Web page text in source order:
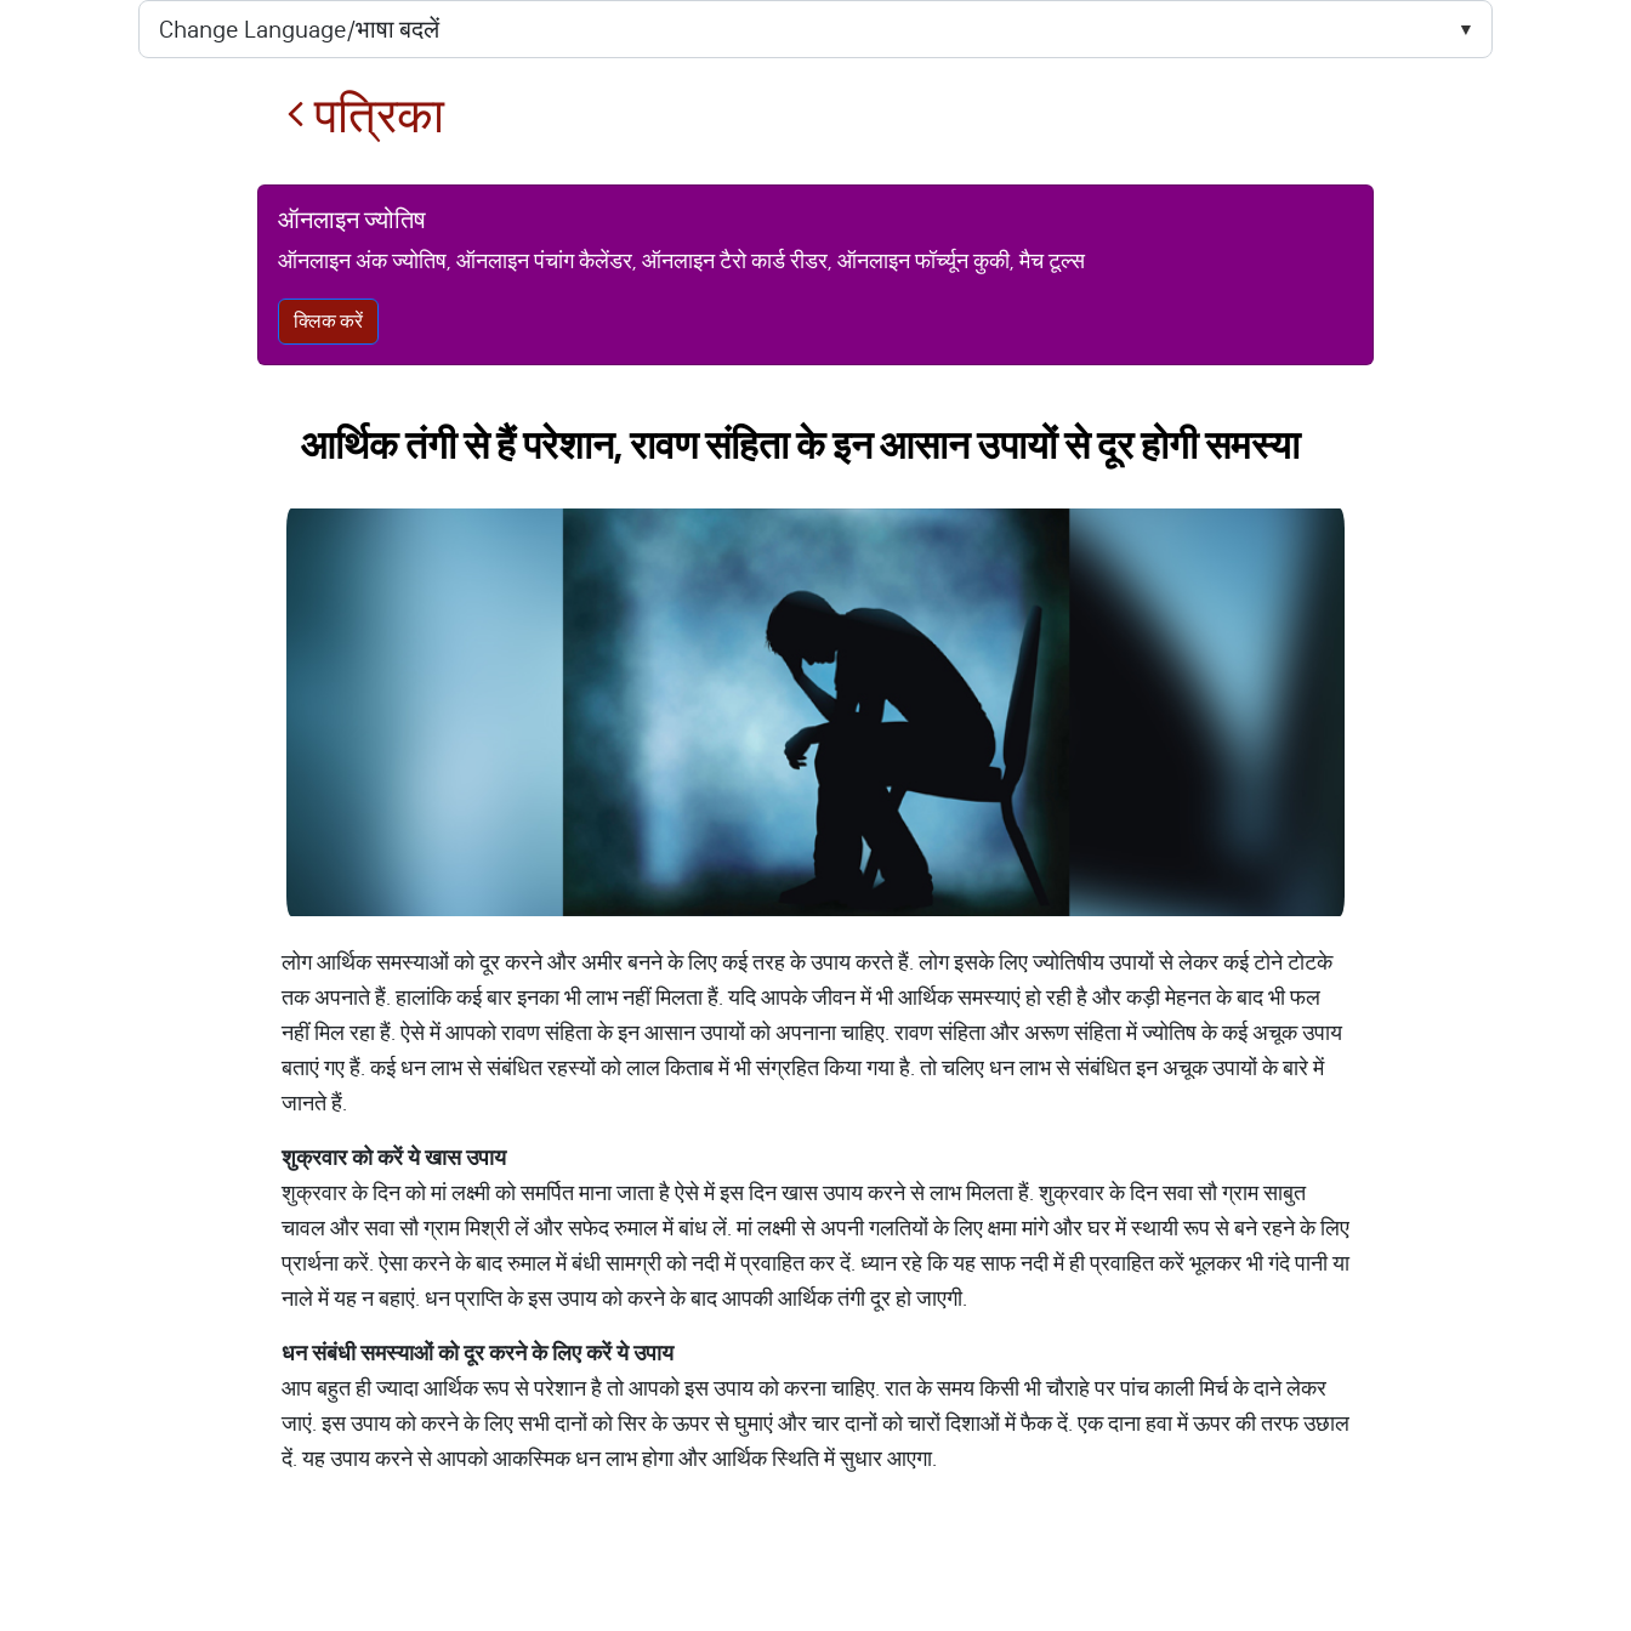
पत्रिका
ऑनलाइन ज्योतिष
ऑनलाइन अंक ज्योतिष, ऑनलाइन पंचांग कैलेंडर, ऑनलाइन टैरो कार्ड रीडर, ऑनलाइन फॉर्च्यून कुकी, मैच टूल्स
क्लिक करें
आर्थिक तंगी से हैं परेशान, रावण संहिता के इन आसान उपायों से दूर होगी समस्या
लोग आर्थिक समस्याओं को दूर करने और अमीर बनने के लिए कई तरह के उपाय करते हैं. लोग इसके लिए ज्योतिषीय उपायों से लेकर कई टोने टोटके
तक अपनाते हैं. हालांकि कई बार इनका भी लाभ नहीं मिलता हैं. यदि आपके जीवन में भी आर्थिक समस्याएं हो रही है और कड़ी मेहनत के बाद भी फल
नहीं मिल रहा हैं. ऐसे में आपको रावण संहिता के इन आसान उपायों को अपनाना चाहिए. रावण संहिता और अरूण संहिता में ज्योतिष के कई अचूक उपाय
बताएं गए हैं. कई धन लाभ से संबंधित रहस्यों को लाल किताब में भी संग्रहित किया गया है. तो चलिए धन लाभ से संबंधित इन अचूक उपायों के बारे में
जानते हैं.
शुक्रवारकोकरेंयेखासउपाय
शुक्रवार के दिन को मां लक्ष्मी को समर्पित माना जाता है ऐसे में इस दिन खास उपाय करने से लाभ मिलता हैं. शुक्रवार के दिन सवा सौ ग्राम साबुत
चावल और सवा सौ ग्राम मिश्री लें और सफेद रुमाल में बांध लें. मां लक्ष्मी से अपनी गलतियों के लिए क्षमा मांगे और घर में स्थायी रूप से बने रहने के लिए
प्रार्थना करें. ऐसा करने के बाद रुमाल में बंधी सामग्री को नदी में प्रवाहित कर दें. ध्यान रहे कि यह साफ नदी में ही प्रवाहित करें भूलकर भी गंदे पानी या
नाले में यह न बहाएं. धन प्राप्ति के इस उपाय को करने के बाद आपकी आर्थिक तंगी दूर हो जाएगी.
धनसंबंधीसमस्याओंकोदूरकरनेकेलिएकरेंयेउपाय
आप बहुत ही ज्यादा आर्थिक रूप से परेशान है तो आपको इस उपाय को करना चाहिए. रात के समय किसी भी चौराहे पर पांच काली मिर्च के दाने लेकर
जाएं. इस उपाय को करने के लिए सभी दानों को सिर के ऊपर से घुमाएं और चार दानों को चारों दिशाओं में फैक दें. एक दाना हवा में ऊपर की तरफ उछाल
दें. यह उपाय करने से आपको आकस्मिक धन लाभ होगा और आर्थिक स्थिति में सुधार आएगा.